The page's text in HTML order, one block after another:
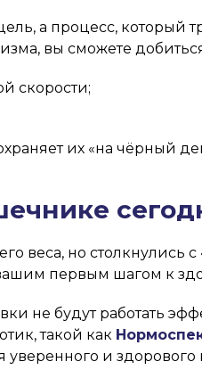
а процесс, который
вы сможете
скорости;
их «на чёрный
веса, но столкнулись
первым шагом к
не будут работать
такой как
уверенного и здорового